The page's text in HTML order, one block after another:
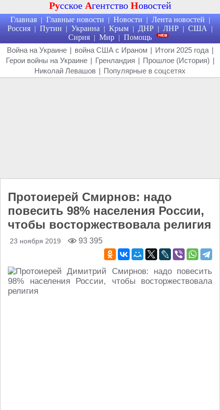
Русское Агентство Новостей
Главная | Главные новости | Новости | Лента новостей |
Россия | Путин | Украина | Крым | ДНР | ЛНР | США |
Сирия | Мир | Помощь
Война на Украине | война США с Ираном | Итоги 2025 года |
Герои войны на Украине | Гренландия | Прошлое (История) |
Николай Левашов | Популярные в соцсетях
Протоиерей Смирнов: надо
повесить 98% населения России,
чтобы восторжествовала религия
23 ноября 2019 93 395